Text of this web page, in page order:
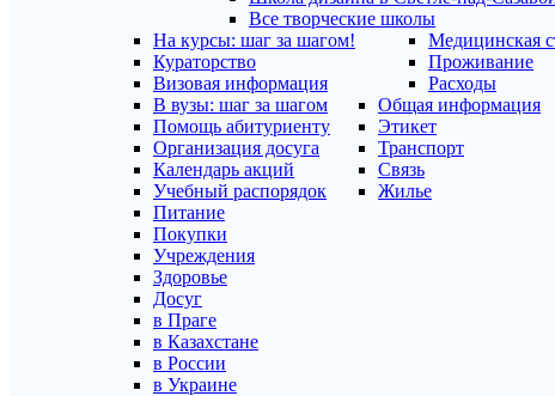
Все творческие школы
На курсы: шаг за шагом!
Кураторство
Визовая информация
Медицинская
Проживание
Расходы
В вузы: шаг за шагом
Помощь абитуриенту
Организация досуга
Календарь акций
Учебный распорядок
Общая информация
Этикет
Транспорт
Связь
Жилье
Питание
Покупки
Учреждения
Здоровье
Досуг
в Праге
в Казахстане
в России
в Украине